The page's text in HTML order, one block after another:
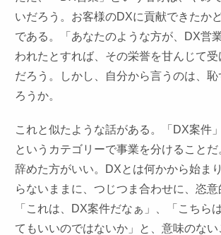
いだろう。お客様のDXに貢献できたか
である。「あなたのような方が、DX営
われたとすれば、その栄誉を甘んじて
だろう。しかし、自分から言うのは、
ろうか。
これと似たような話がある。「DX案件
というカテゴリーで事業を分けること
辞めた方がいい。DXとは何かから始ま
らないままに、つじつま合わせに、恣意
「これは、DX案件だなぁ」、「こちら
てもいいのではないか」と、意味のな